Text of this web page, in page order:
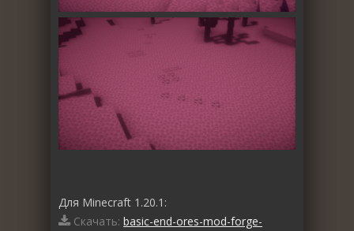
Для Minecraft 1.20.1:
Скачать: basic-end-ores-mod-forge-